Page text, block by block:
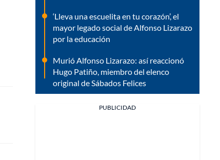
‘Lleva una escuelita en tu corazón’, el
mayor legado social de Alfonso Lizarazo
por la educación
Murió Alfonso Lizarazo: así reaccionó
Hugo Patiño, miembro del elenco
original de Sábados Felices
PUBLICIDAD